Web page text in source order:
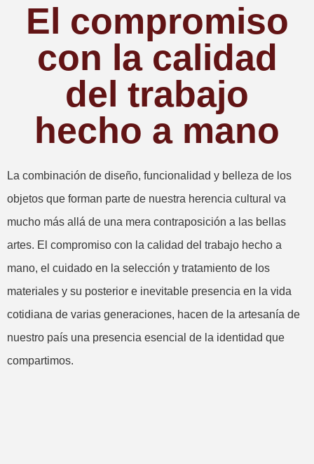
El compromiso
con la calidad
del trabajo
hecho a mano
La combinación de diseño, funcionalidad y belleza de los
objetos que forman parte de nuestra herencia cultural va
mucho más allá de una mera contraposición a las bellas
artes. El compromiso con la calidad del trabajo hecho a
mano, el cuidado en la selección y tratamiento de los
materiales y su posterior e inevitable presencia en la vida
cotidiana de varias generaciones, hacen de la artesanía de
nuestro país una presencia esencial de la identidad que
compartimos.